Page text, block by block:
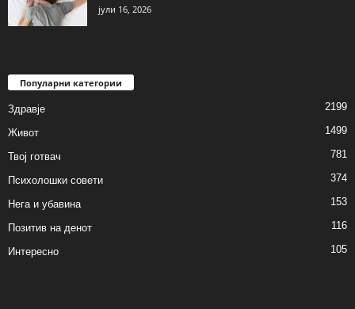
јули 16, 2026
Популарни категории
Здравје 2199
Живот 1499
Твој готвач 781
Психолошки совети 374
Нега и убавина 153
Позитив на денот 116
Интересно 105